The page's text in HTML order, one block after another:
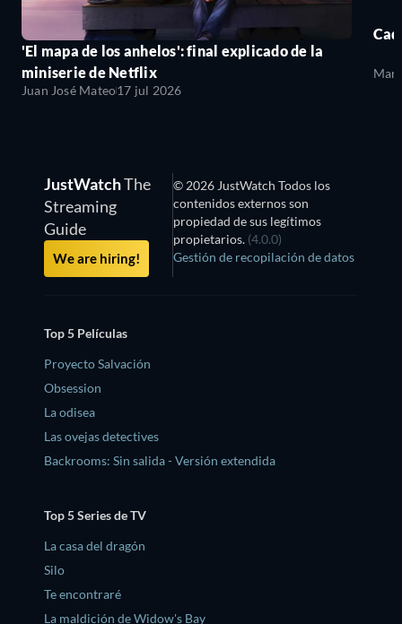
'El mapa de los anhelos': final explicado de la
miniserie de Netflix
Juan José Mateo17 jul 2026
JustWatchThe
Streaming
Guide
We are hiring!
© 2026 JustWatch Todos los
contenidos externos son
propiedad de sus legítimos
propietarios. (4.0.0)
Gestión de recopilación de datos
Top 5 Películas
Proyecto Salvación
Obsession
La odisea
Las ovejas detectives
Backrooms: Sin salida - Versión extendida
Top 5 Series de TV
La casa del dragón
Silo
Te encontraré
La maldición de Widow's Bay